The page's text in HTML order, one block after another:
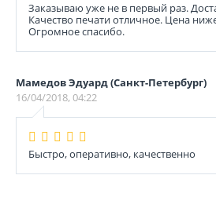
Заказываю уже не в первый раз.
Качество печати отличное. Цена
Огромное спасибо.
Мамедов Эдуард (Санкт-Петербург)
16/04/2018, 04:22
Быстро, оперативно, качественно